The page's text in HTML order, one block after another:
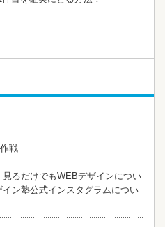
戦
るだけでもWEBデザインについ
ン塾公式インスタグラムについ